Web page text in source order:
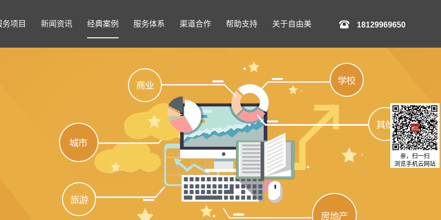
务项目 新闻资讯 经典案例 服务体系 渠道合作 帮助支持 关于自由美 18129969650
亲，扫一扫
浏览手机云网站